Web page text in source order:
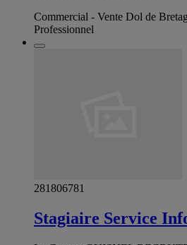
Commercial - Vente Dol de
Professionnel
281806781
Stagiaire Service